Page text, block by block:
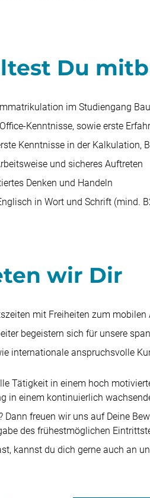
Du
im Studiengang
Kenntnisse, sowie erste
Kenntnisse in der Kalkulation,
und sicheres Auftreten
Denken und Handeln
in Wort und Schrift (mind.
wir Dir
mit Freiheiten zum
begeistern sich für unsere
internationale anspruchsvolle
Tätigkeit in einem hoch
in einem kontinuierlich
Dann freuen wir uns auf Deine
des frühestmöglichen
kannst du dich gerne auch an